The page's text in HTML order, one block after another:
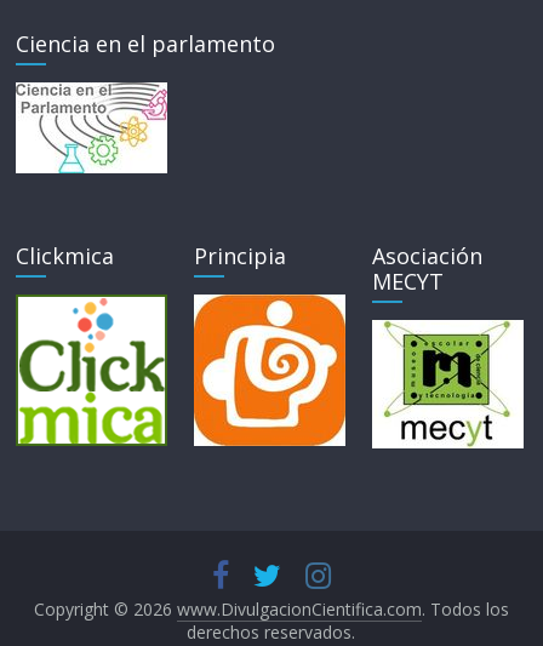
Ciencia en el parlamento
Clickmica Principia
Asociación
MECYT
Copyright © 2026 www.DivulgacionCientifica.com. Todos los
derechos reservados.